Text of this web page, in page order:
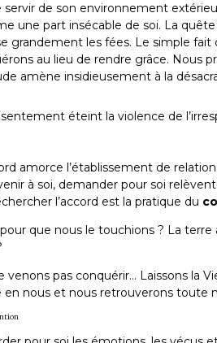
servir de son environnement
une part insécable de soi. La
grandement les fées. Le simple
au lieu de rendre grâce. Nous
amène insidieusement à la
éteint la violence de
amorce l’établissement de
à soi, demander pour soi
l’accord est la pratique du
pour que nous le touchions ? La
venons pas conquérir… Laissons la
en nous et nous retrouverons toute